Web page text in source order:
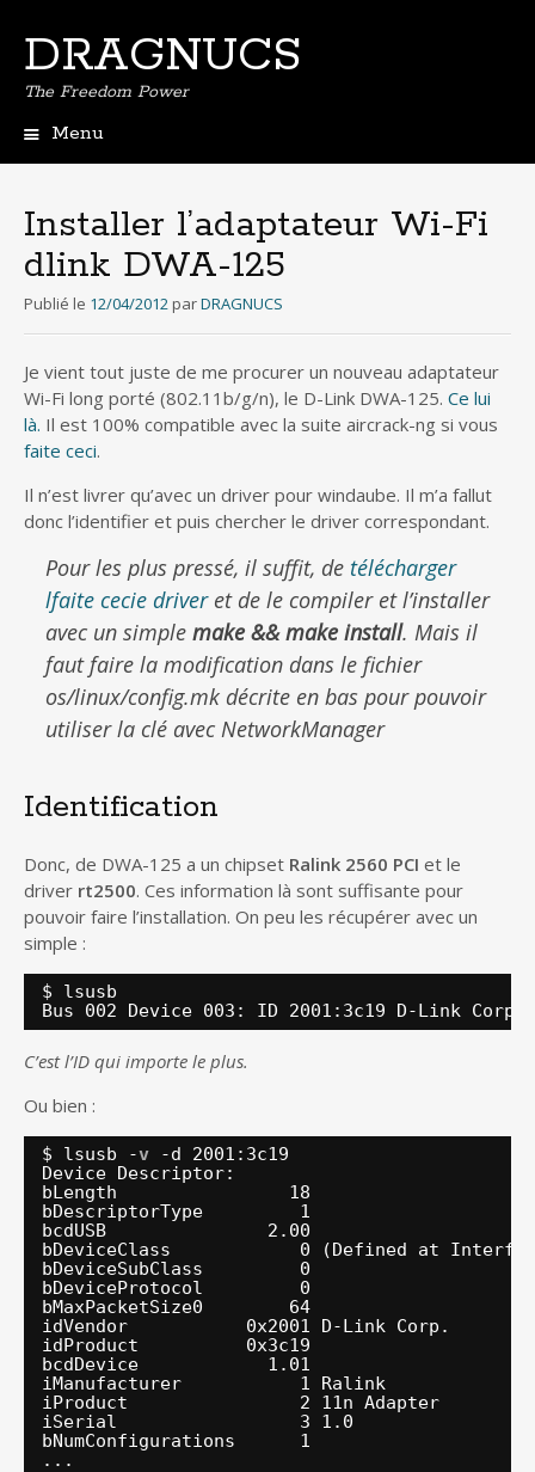
DRAGNUCS
The Freedom Power
Menu
principal
Installer l’adaptateur Wi-Fi
dlink DWA-125
Publié le 12/04/2012 parDRAGNUCS
Je vient tout juste de me procurer un nouveau adaptateur
Wi-Fi long porté (802.11b/g/n), le D-Link DWA-125. Ce lui
là. Il est 100% compatible avec la suite aircrack-ng si vous
faite ceci.
Il n’est livrer qu’avec un driver pour windaube. Il m’a fallut
donc l’identifier et puis chercher le driver correspondant.
Pour les plus pressé, il suffit, de télécharger
lfaite cecie driveret de le compiler et l’installer
avec un simple make && make install. Mais il
faut faire la modification dans le fichier
os/linux/config.mk décrite en bas pour pouvoir
utiliser la clé avec NetworkManager
Identification
Donc, de DWA-125 a un chipset Ralink 2560 PCI et le
driver rt2500. Ces information là sont suffisante pour
pouvoir faire l’installation. On peu les récupérer avec un
simple :
$ lsusb
Bus 002 Device 003: ID 2001:3c19 D-Link Corp.
C’est l’ID qui importe le plus.
Ou bien :
$ lsusb -v
-d 2001:3c19
Device Descriptor:
bLength                18
bDescriptorType         1
bcdUSB               2.00
bDeviceClass            0 (Defined at
bDeviceSubClass         0
bDeviceProtocol         0
bMaxPacketSize0        64
idVendor           0x2001 D-Link Corp.
idProduct          0x3c19
bcdDevice            1.01
iManufacturer           1 Ralink
iProduct                2 11n Adapter
iSerial                 3 1.0
bNumConfigurations      1
...